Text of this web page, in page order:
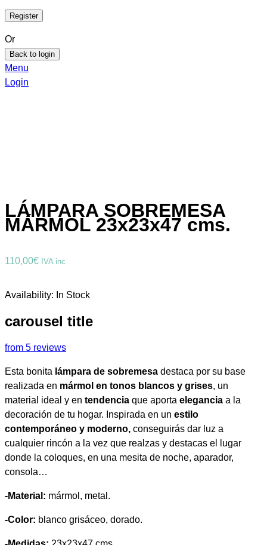
Or
Back to login
Menu
Login
LÁMPARA SOBREMESA
MÁRMOL 23x23x47 cms.
110,00€ IVA inc
Availability: In Stock
carousel title
from 5 reviews
Esta bonita lámpara de sobremesa destaca por su base
realizada en mármol en tonos blancos y grises, un
material ideal y en tendencia que aporta elegancia a la
decoración de tu hogar. Inspirada en un estilo
contemporáneo y moderno, conseguirás dar luz a
cualquier rincón a la vez que realzas y destacas el lugar
donde la coloques, en una mesita de noche, aparador,
consola…
-Material: mármol, metal.
-Color: blanco grisáceo, dorado.